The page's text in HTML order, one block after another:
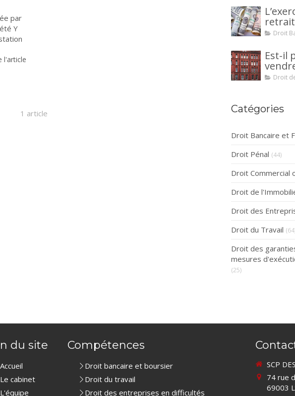
par
Y
l'article
1 article
une
Droit
Est-il
Droit
Catégories
Droit Bancaire et
Droit Pénal (44)
Droit Commercial
Droit de
Droit des
Droit du Travail
Droit des
mesures
(25)
du site
Accueil
Le cabinet
L'équipe
Compétences
Droit bancaire et boursier
Droit du travail
Droit des entreprises en difficultés
SCP
74 rue
69003